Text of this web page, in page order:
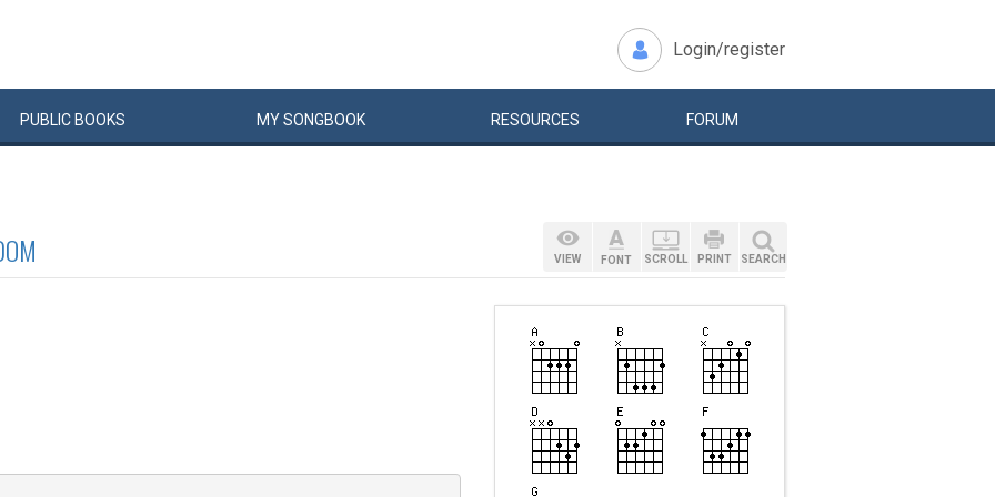
Login/register
PUBLIC BOOKS MYSONGBOOK RESOURCES FORUM
VIEW FONT SCROLL PRINT SEARCH